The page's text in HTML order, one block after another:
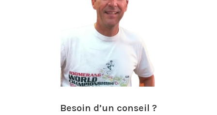
Besoin d’un conseil ?